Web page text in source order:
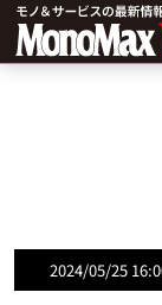
2024/05/25